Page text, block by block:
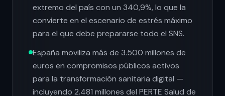
extremo del país con un 340,9%, lo que la
convierte en el escenario de estrés máximo
para el que debe prepararse todo el SNS.
España moviliza más de 3.500 millones de
euros en compromisos públicos activos
para la transformación sanitaria digital —
incluyendo 2.481 millones del PERTE Salud de